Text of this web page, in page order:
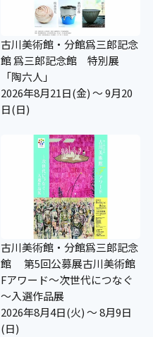
古川美術館・分館爲三郎記念
館 爲三郎記念館 特別展
「陶六人」
2026年8月21日(金) ～ 9月20
日(日)
古川美術館・分館爲三郎記念
館 第5回公募展古川美術館
Fアワード～次世代につなぐ
～入選作品展
2026年8月4日(火) ～ 8月9日
(日)